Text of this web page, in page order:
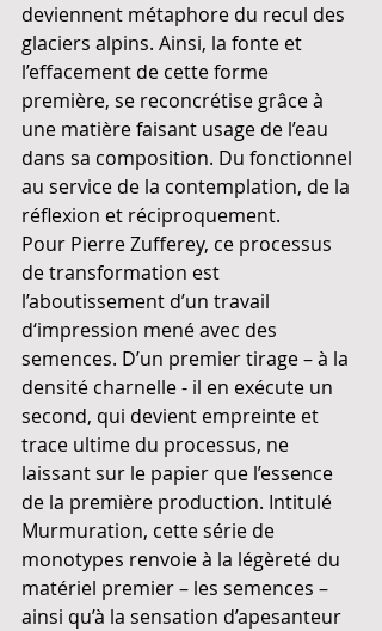
deviennent métaphore du recul des
glaciers alpins. Ainsi, la fonte et
l’effacement de cette forme
première, se reconcrétise grâce à
une matière faisant usage de l’eau
dans sa composition. Du fonctionnel
au service de la contemplation, de la
réflexion et réciproquement.
Pour Pierre Zufferey, ce processus
de transformation est
l’aboutissement d’un travail
d‘impression mené avec des
semences. D’un premier tirage – à la
densité charnelle - il en exécute un
second, qui devient empreinte et
trace ultime du processus, ne
laissant sur le papier que l’essence
de la première production. Intitulé
Murmuration, cette série de
monotypes renvoie à la légèreté du
matériel premier – les semences –
ainsi qu’à la sensation d’apesanteur